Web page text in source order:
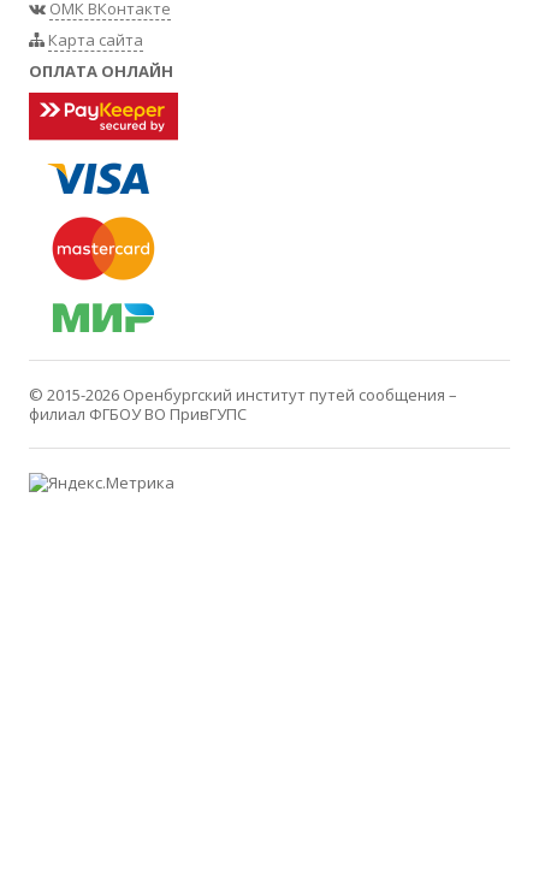
ОМК ВКонтакте
Карта сайта
ОПЛАТА ОНЛАЙН
© 2015-2026 Оренбургский институт путей сообщения –
филиал ФГБОУ ВО ПривГУПС